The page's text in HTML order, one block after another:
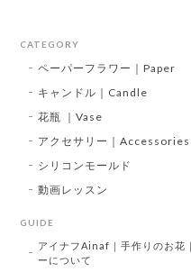
CATEGORY
ペーパーフラワー｜Paper
キャンドル｜Candle
花瓶 ｜Vase
アクセサリー｜Accessories
シリコンモールド
動画レッスン
GUIDE
アイナフAinaf｜手作りのお花
ーについて